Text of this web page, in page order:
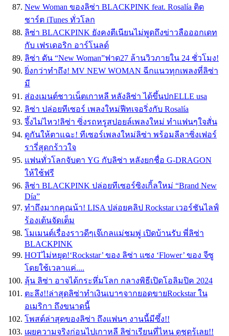
New Woman ของลิซ่า BLACKPINK feat. Rosalía ติด
ชาร์ต iTunes ทั่วโลก
ลิซ่า BLACKPINK ยังคงตีเนียนไม่พูดถึงข่าวลือออกเดท
กับ เฟรเดอริก อาร์โนลด์
ลิซ่า ดัน “New Woman”ฟาด27 ล้านวิวภายใน 24 ชั่วโมง!
ยิ่งกว่าทำถึง! MV NEW WOMAN ฉีกแนวทุกเพลงที่ลิซ่า
มี
ส่องเมนต์ชาวเน็ตเกาหลี หลังลิซ่า ได้ขึ้นปกELLE usa
ลิซ่า ปล่อยทีเซอร์ เพลงใหม่ฟีทเจอริ่งกับ Rosalía
จึ้งไม่ไหว!ลิซ่า ซิ่งรถหรูสปอยล์เพลงใหม่ ทำแฟนๆใจสั่น
ดูกันให้ตาแฉะ! ทีเซอร์เพลงใหม่ลิซ่า พร้อมลีลาซิ่งเฟอร์
รารี่สุดกร้าวใจ
แฟนทั่วโลกจับตา YG กับลิซ่า หลังยกชื่อ G-DRAGON
ให้ใช้ฟรี
ลิซ่า BLACKPINK ปล่อยทีเซอร์ซิงเกิ้ลใหม่ “Brand New
Día”
ทำถึงมากคุณน้า! LISA ปล่อยคลิป Rockstar เวอร์ชันไลฟ์
ร้องเต้นจัดเต็ม
โมเมนต์เรื่องราวดีๆเจ๊เกลแม่ชมพู่ เปิดบ้านรับ พี่ลิซ่า
BLACKPINK
HOTไม่หยุด!‘Rockstar’ ของ ลิซ่า แซง ‘Flower’ ของ จีซู
โดยใช้เวลาแค่....
ลุ้น ลิซ่า อาจได้กระหึ่มโลก กลางพิธีเปิดโอลิมปิค 2024
ตะลึง!!ล่าสุดลิซ่าทำเงินเบาๆจากยอดขายRockstar ใน
อเมริกา ถึงขนาดนี้
โพสต์ล่าสุดของลิซ่า ถึงแฟนๆ งานนี้มีซึ้ง!!
เผยความจริงก่อนไปเกาหลี ลิซ่าเรียนที่ไหน ดูชุดรู้เลย!!